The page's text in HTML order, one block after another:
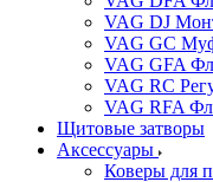
VAG DJ
VAG GC
VAG GFA
VAG RC
VAG RFA
Щитовые затворы
Аксессуары
Коверы для